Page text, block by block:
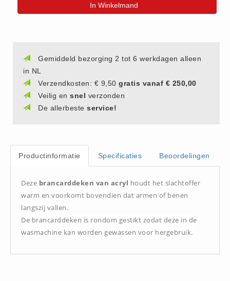
(20)
AED apparaten (11)
ACTIE
Actie (5)
AED batterijen (12)
AED binnen - buiten kasten (11)
AED elektroden (18)
AED tassen (14)
AED trainers (14)
In Winkelmand
Gemiddeld bezorging 2 tot 6 werkdagen alleen
in NL
Verzendkosten: € 9,50 gratis vanaf € 250,00
Veilig en snel verzonden
De allerbeste service!
Productinformatie Specificaties Beoordelingen
Deze brancarddeken van acryl houdt het slachtoffer
warm en voorkomt bovendien dat armen of benen
langszij vallen.
De brancarddeken is rondom gestikt zodat deze in de
wasmachine kan worden gewassen voor hergebruik.